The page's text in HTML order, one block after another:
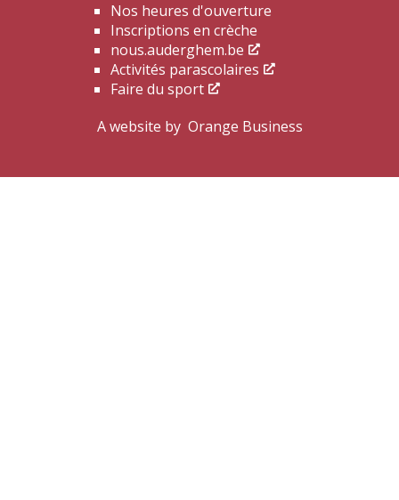
Nos heures d'ouverture
Inscriptions en crèche
nous.auderghem.be
Activités parascolaires
Faire du sport
A website by Orange Business